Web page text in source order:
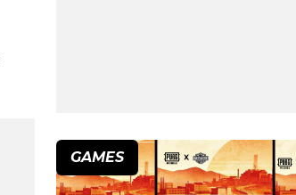
GAMES